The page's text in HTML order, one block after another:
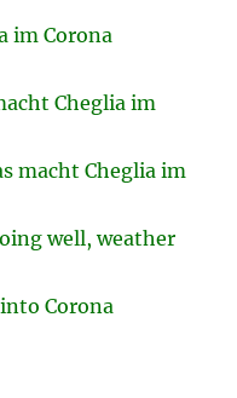
im Corona
Cheglia im
macht Cheglia im
well, weather
Corona